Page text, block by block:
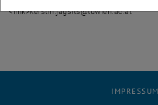
<link>kerstin.jagsits@tuwien.ac.at
IMPRESSUM